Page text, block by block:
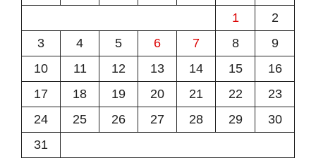
1
2
3
4 5 6 7 8
9
10
11 12 13 14 15
16
17
18 19 20 21 22
23
24
25 26 27 28 29
30
31